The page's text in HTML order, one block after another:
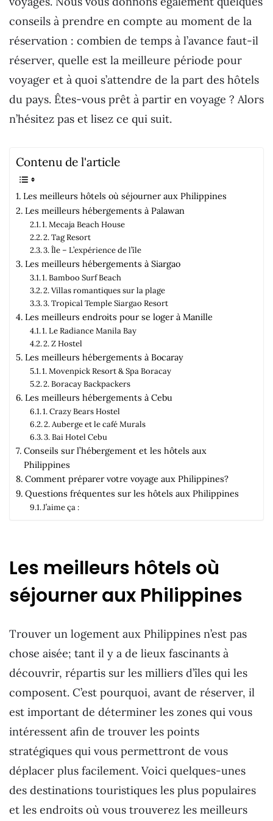
conseils à prendre en compte au moment de la
réservation : combien de temps à l’avance faut-il
réserver, quelle est la meilleure période pour
voyager et à quoi s’attendre de la part des hôtels
du pays. Êtes-vous prêt à partir en voyage ? Alors
n’hésitez pas et lisez ce qui suit.
Contenu de l'article
Les meilleurs hôtels où séjourner aux Philippines
Les meilleurs hébergements à Palawan
1. Mecaja Beach House
2. Tag Resort
3. Île – L’expérience de l’île
Les meilleurs hébergements à Siargao
1. Bamboo Surf Beach
2. Villas romantiques sur la plage
3. Tropical Temple Siargao Resort
Les meilleurs endroits pour se loger à Manille
1. Le Radiance Manila Bay
2. Z Hostel
Les meilleurs hébergements à Bocaray
1. Movenpick Resort & Spa Boracay
2. Boracay Backpackers
Les meilleurs hébergements à Cebu
1. Crazy Bears Hostel
2. Auberge et le café Murals
3. Bai Hotel Cebu
Conseils sur l’hébergement et les hôtels aux
Philippines
Comment préparer votre voyage aux Philippines?
Questions fréquentes sur les hôtels aux Philippines
J’aime ça :
Les meilleurs hôtels où
séjourner aux Philippines
Trouver un logement aux Philippines n’est pas
chose aisée; tant il y a de lieux fascinants à
découvrir, répartis sur les milliers d’îles qui les
composent. C’est pourquoi, avant de réserver, il
est important de déterminer les zones qui vous
intéressent afin de trouver les points
stratégiques qui vous permettront de vous
déplacer plus facilement. Voici quelques-unes
des destinations touristiques les plus populaires
et les endroits où vous trouverez les meilleurs